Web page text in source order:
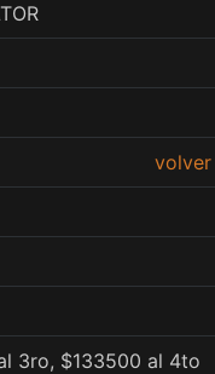
volver
3ro, $133500 al 4to